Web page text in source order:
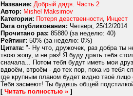
Название: Добрый дядя. Часть 2
Автор: Mishel Maksimov
Категории: Потеря девственности, Инцест
Dата опубликования: Четверг, 25/12/2014
Прочитано раз: 85880 (за неделю: 40)
Рейтинг: 50% (за неделю: 0%)
Цитата: "- Ну что, дружочек, раз добра ты
твою жопу, и не раз! Я буду драть тебя
сначала... Потом тебя будут иметь мои
вдвоём, втроём - до тех пор, пока из тебя
где крупным планом будет видно твоё
Тебя засмеют! Ты будешь общей
[ Читать полностью » ]